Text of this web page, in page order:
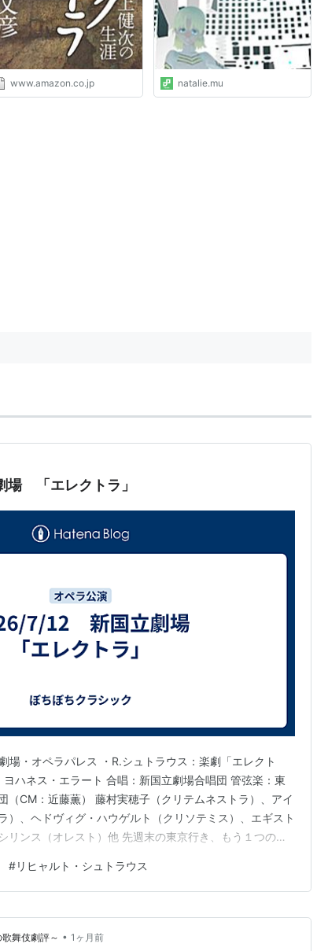
母、クリュタイムネストラとその愛人アイギストス
けて戻った弟、オレステスとともに、父の仇として
弟は復讐の女神エリニュエスに追われ、狂乱のうちに
イスキュロス・ソフォクレス・エウリピデスの全員が
ており、その解釈の違いはしばしば研究対象となって
プレックスの用語に名が残り、ファーザー・コンプレ
し母親を憎む有り様をいう。
父親を憎む有り様はオイディプス（
ことによって発生するピリピリする何かを、琥珀にち
www.amazon.co.jp natalie.mu
「エレクトラ」
場・オペラパレス ・R.シュトラウス：楽劇「エレクト
ハネス・エラート 合唱：新国立劇場合唱団 管弦楽：東
（CM：近藤薫） 藤村実穂子（クリテムネストラ）、アイ
）、ヘドヴィグ・ハウゲルト（クリソテミス）、エギスト
リンス（オレスト）他 先週末の東京行き、もう１つのお
ていた。その時は、”ほぼ知らない曲”として鑑賞したけ
っかり予…
#リヒャルト・シュトラウス
舞伎劇評～ • 1ヶ月前